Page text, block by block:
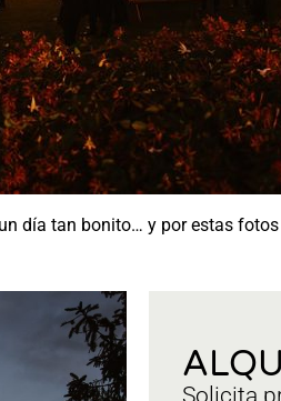
día tan bonito… y por estas